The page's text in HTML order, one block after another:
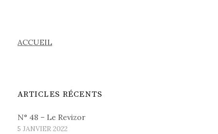
ACCUEIL
ARTICLES RÉCENTS
N° 48 – Le Revizor
5 JANVIER 2022